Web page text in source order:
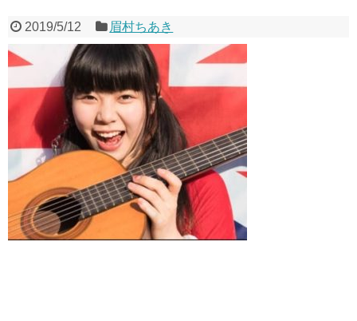
2019/5/12 眉村ちあき